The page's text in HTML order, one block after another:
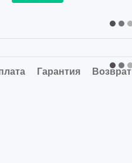
Гарантия Возврат